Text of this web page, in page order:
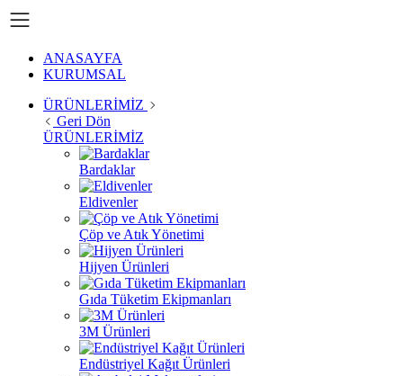
ANASAYFA
KURUMSAL
ÜRÜNLERİMİZ
Geri Dön
ÜRÜNLERİMİZ
Bardaklar
Eldivenler
Çöp ve Atık Yönetimi
Hijyen Ürünleri
Gıda Tüketim Ekipmanları
3M Ürünleri
Endüstriyel Kağıt Ürünleri